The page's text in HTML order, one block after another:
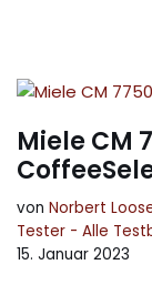
Miele CM
von Norbert
Tester - Alle
15. Januar 2023